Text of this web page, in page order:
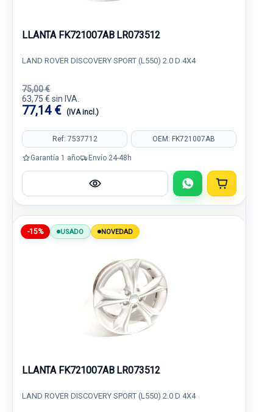
LLANTA FK721007AB LR073512
LAND ROVER DISCOVERY SPORT (L550) 2.0 D 4X4
75,00 €
63,75 € sin IVA.
77,14 € (IVA incl.)
Ref: 7537712 OEM: FK721007AB
Garantía 1 año Envío 24-48h
-15% USADO NOVEDAD
LLANTA FK721007AB LR073512
LAND ROVER DISCOVERY SPORT (L550) 2.0 D 4X4